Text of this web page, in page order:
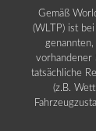
Gemäß
(WLTP) ist
vorhandener
tatsächliche
(z.B.